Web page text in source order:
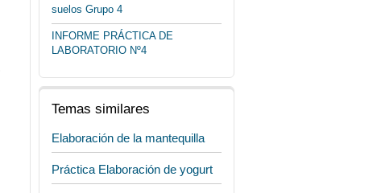
suelos Grupo 4
INFORME PRÁCTICA DE
LABORATORIO Nº4
Temas similares
Elaboración de la mantequilla
Práctica Elaboración de yogurt